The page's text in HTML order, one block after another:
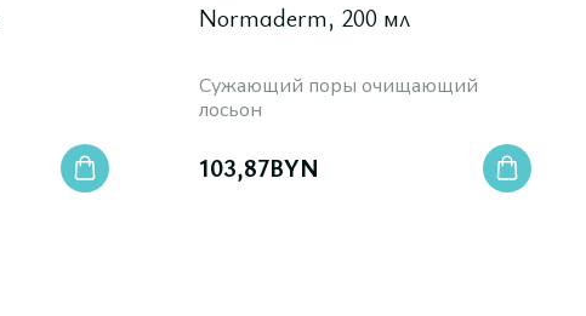
Normaderm, 200 мл
Cужающий поры очищающий
лосьон
103,87BYN